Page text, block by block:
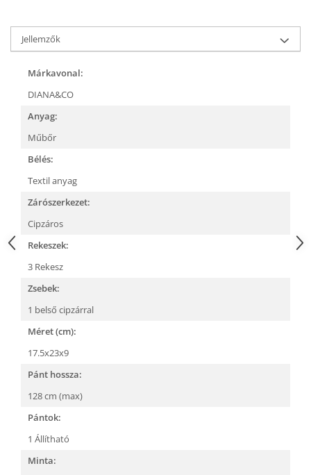
Jellemzők
Márkavonal:
DIANA&CO
Anyag:
Műbőr
Bélés:
Textil anyag
Zárószerkezet:
Cipzáros
Rekeszek:
3 Rekesz
Zsebek:
1 belső cipzárral
Méret (cm):
17.5x23x9
Pánt hossza:
128 cm (max)
Pántok:
1 Állítható
Minta: